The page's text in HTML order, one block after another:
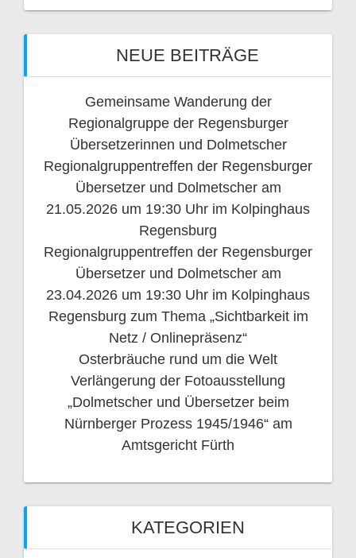
NEUE BEITRÄGE
Gemeinsame Wanderung der
Regionalgruppe der Regensburger
Übersetzerinnen und Dolmetscher
Regionalgruppentreffen der Regensburger
Übersetzer und Dolmetscher am
21.05.2026 um 19:30 Uhr im Kolpinghaus
Regensburg
Regionalgruppentreffen der Regensburger
Übersetzer und Dolmetscher am
23.04.2026 um 19:30 Uhr im Kolpinghaus
Regensburg zum Thema „Sichtbarkeit im
Netz / Onlinepräsenz“
Osterbräuche rund um die Welt
Verlängerung der Fotoausstellung
„Dolmetscher und Übersetzer beim
Nürnberger Prozess 1945/1946“ am
Amtsgericht Fürth
KATEGORIEN